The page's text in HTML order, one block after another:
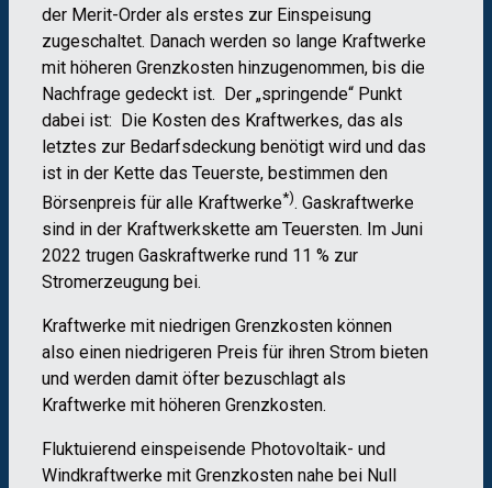
der Merit-Order als erstes zur Einspeisung
zugeschaltet. Danach werden so lange Kraftwerke
mit höheren Grenzkosten hinzugenommen, bis die
Nachfrage gedeckt ist. Der „springende“ Punkt
dabei ist: Die Kosten des Kraftwerkes, das als
letztes zur Bedarfsdeckung benötigt wird und das
ist in der Kette das Teuerste, bestimmen den
Börsenpreis für alle Kraftwerke*). Gaskraftwerke
sind in der Kraftwerkskette am Teuersten. Im Juni
2022 trugen Gaskraftwerke rund 11 % zur
Stromerzeugung bei.
Kraftwerke mit niedrigen Grenzkosten können
also einen niedrigeren Preis für ihren Strom bieten
und werden damit öfter bezuschlagt als
Kraftwerke mit höheren Grenzkosten.
Fluktuierend einspeisende Photovoltaik- und
Windkraftwerke mit Grenzkosten nahe bei Null